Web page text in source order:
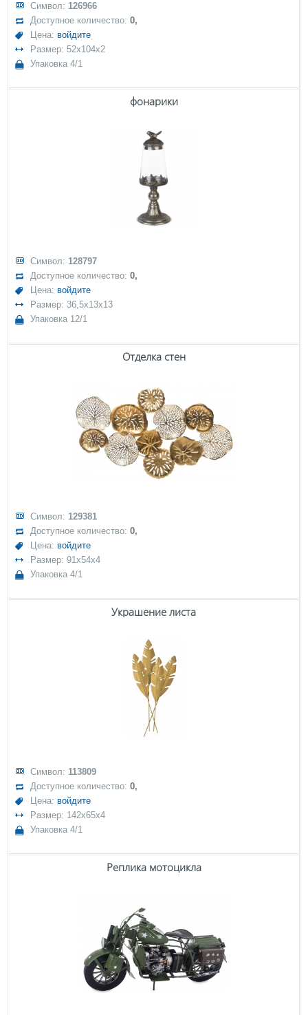
Символ: 126966
Доступное количество:0,
Цена: войдите
Размер: 52x104x2
Упаковка 4/1
фонарики
Символ: 128797
Доступное количество:0,
Цена: войдите
Размер: 36,5x13x13
Упаковка 12/1
Отделка стен
Символ: 129381
Доступное количество:0,
Цена: войдите
Размер: 91x54x4
Упаковка 4/1
Украшение листа
Символ: 113809
Доступное количество:0,
Цена: войдите
Размер: 142x65x4
Упаковка 4/1
Реплика мотоцикла